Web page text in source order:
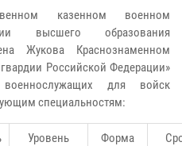
казенном военном
высшего образования
Жукова Краснознаменном
Российской Федерации»
военнослужащих для войск
специальностям:
Уровень
Форма